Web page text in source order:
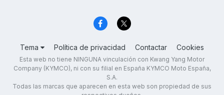
Tema Política de privacidad Contactar Cookies
Esta web no tiene NINGUNA vinculación con Kwang Yang Motor
Company (KYMCO), ni con su filial en España KYMCO Moto España,
S.A.
Todas las marcas que aparecen en esta web son propiedad de sus